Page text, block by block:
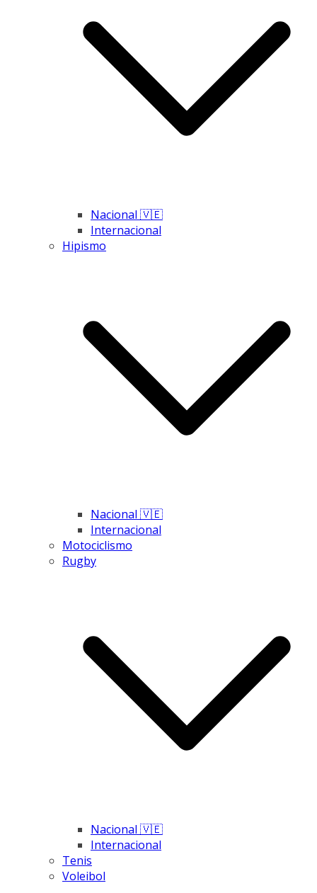
Nacional 🇻🇪
Internacional
Hipismo
Nacional 🇻🇪
Internacional
Motociclismo
Rugby
Nacional 🇻🇪
Internacional
Tenis
Voleibol